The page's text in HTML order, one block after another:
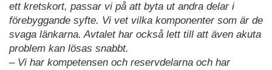
ett kretskort, passar vi på att byta ut andra delar i
förebyggande syfte. Vi vet vilka komponenter som är de
svaga länkarna. Avtalet har också lett till att även akuta
problem kan lösas snabbt.
– Vi har kompetensen och reservdelarna och har